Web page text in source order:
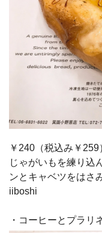
￥240（税込み￥259
じゃがいもを練り込
ンとキャベツをはさ
iiboshi
・コーヒーとプラリ